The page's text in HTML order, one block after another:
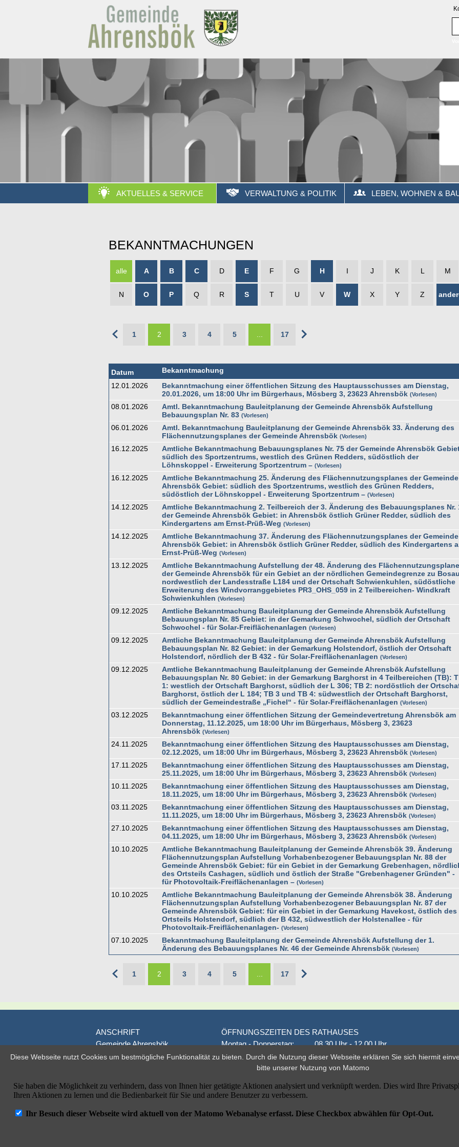
AKTUELLES & SERVICE VERWALTUNG & POLITIK LEBEN, WOHNEN &
BEKANNTMACHUNGEN
alle A B C D E F G H I J K L M
N O P Q R S T U V W X Y Z
1 2 3 4 5 17
Datum
Bekanntmachung
12.01.2026
Bekanntmachung einer öffentlichen Sitzung des Hauptausschusses am Dienstag,
20.01.2026, um 18:00 Uhr im Bürgerhaus, Mösberg 3, 23623 Ahrensbök
Vorlesen
08.01.2026
Amtl. Bekanntmachung Bauleitplanung der Gemeinde Ahrensbök Aufstellung
Bebauungsplan Nr. 83
Vorlesen
06.01.2026
Amtl. Bekanntmachung Bauleitplanung der Gemeinde Ahrensbök 33. Änderung des
Flächennutzungsplanes der Gemeinde Ahrensbök
Vorlesen
16.12.2025
Amtliche Bekanntmachung Bebauungsplanes Nr. 75 der Gemeinde Ahrensbök
südlich des Sportzentrums, westlich des Grünen Redders, südöstlich der
Löhnskoppel - Erweiterung Sportzentrum –
Vorlesen
16.12.2025
Amtliche Bekanntmachung 25. Änderung des Flächennutzungsplanes der Gemeinde
Ahrensbök Gebiet: südlich des Sportzentrums, westlich des Grünen Redders,
südöstlich der Löhnskoppel - Erweiterung Sportzentrum –
Vorlesen
14.12.2025
Amtliche Bekanntmachung 2. Teilbereich der 3. Änderung des Bebauungsplanes Nr.
der Gemeinde Ahrensbök Gebiet: in Ahrensbök östlich Grüner Redder, südlich des
Kindergartens am Ernst-Prüß-Weg
Vorlesen
14.12.2025
Amtliche Bekanntmachung 37. Änderung des Flächennutzungsplanes der Gemeinde
Ahrensbök Gebiet: in Ahrensbök östlich Grüner Redder, südlich des Kindergartens
Ernst-Prüß-Weg
Vorlesen
13.12.2025
Amtliche Bekanntmachung Aufstellung der 48. Änderung des
der Gemeinde Ahrensbök für ein Gebiet an der nördlichen Gemeindegrenze zu
nordwestlich der Landesstraße L184 und der Ortschaft Schwienkuhlen, südöstliche
Erweiterung des Windvorranggebietes PR3_OHS_059 in 2 Teilbereichen- Windkraft
Schwienkuhlen
Vorlesen
09.12.2025
Amtliche Bekanntmachung Bauleitplanung der Gemeinde Ahrensbök Aufstellung
Bebauungsplan Nr. 85 Gebiet: in der Gemarkung Schwochel, südlich der Ortschaft
Schwochel - für Solar-Freiflächenanlagen
Vorlesen
09.12.2025
Amtliche Bekanntmachung Bauleitplanung der Gemeinde Ahrensbök Aufstellung
Bebauungsplan Nr. 82 Gebiet: in der Gemarkung Holstendorf, östlich der Ortschaft
Holstendorf, nördlich der B 432 - für Solar-Freiflächenanlagen
Vorlesen
09.12.2025
Amtliche Bekanntmachung Bauleitplanung der Gemeinde Ahrensbök Aufstellung
Bebauungsplan Nr. 80 Gebiet: in der Gemarkung Barghorst in 4 Teilbereichen (TB):
1: westlich der Ortschaft Barghorst, südlich der L 306; TB 2: nordöstlich der
Barghorst, östlich der L 184; TB 3 und TB 4: südwestlich der Ortschaft Barghorst,
südlich der Gemeindestraße „Fichel“ - für Solar-Freiflächenanlagen
Vorlesen
03.12.2025
Bekanntmachung einer öffentlichen Sitzung der Gemeindevertretung Ahrensbök am
Donnerstag, 11.12.2025, um 18:00 Uhr im Bürgerhaus, Mösberg 3, 23623
Ahrensbök
Vorlesen
24.11.2025
Bekanntmachung einer öffentlichen Sitzung des Hauptausschusses am Dienstag,
02.12.2025, um 18:00 Uhr im Bürgerhaus, Mösberg 3, 23623 Ahrensbök
Vorlesen
17.11.2025
Bekanntmachung einer öffentlichen Sitzung des Hauptausschusses am Dienstag,
25.11.2025, um 18:00 Uhr im Bürgerhaus, Mösberg 3, 23623 Ahrensbök
Vorlesen
10.11.2025
Bekanntmachung einer öffentlichen Sitzung des Hauptausschusses am Dienstag,
18.11.2025, um 18:00 Uhr im Bürgerhaus, Mösberg 3, 23623 Ahrensbök
Vorlesen
03.11.2025
Bekanntmachung einer öffentlichen Sitzung des Hauptausschusses am Dienstag,
11.11.2025, um 18:00 Uhr im Bürgerhaus, Mösberg 3, 23623 Ahrensbök
Vorlesen
27.10.2025
Bekanntmachung einer öffentlichen Sitzung des Hauptausschusses am Dienstag,
04.11.2025, um 18:00 Uhr im Bürgerhaus, Mösberg 3, 23623 Ahrensbök
Vorlesen
10.10.2025
Amtliche Bekanntmachung Bauleitplanung der Gemeinde Ahrensbök 39. Änderung
Flächennutzungsplan Aufstellung Vorhabenbezogener Bebauungsplan Nr. 88 der
Gemeinde Ahrensbök Gebiet: für ein Gebiet in der Gemarkung Grebenhagen,
des Ortsteils Cashagen, südlich und östlich der Straße "Grebenhagener Gründen" -
für Photovoltaik-Freiflächenanlagen –
Vorlesen
10.10.2025
Amtliche Bekanntmachung Bauleitplanung der Gemeinde Ahrensbök 38. Änderung
Flächennutzungsplan Aufstellung Vorhabenbezogener Bebauungsplan Nr. 87 der
Gemeinde Ahrensbök Gebiet: für ein Gebiet in der Gemarkung Havekost, östlich des
Ortsteils Holstendorf, südlich der B 432, südwestlich der Holstenallee - für
Photovoltaik-Freiflächenanlagen-
Vorlesen
07.10.2025
Bekanntmachung Bauleitplanung der Gemeinde Ahrensbök Aufstellung der 1.
Änderung des Bebauungsplanes Nr. 46 der Gemeinde Ahrensbök
Vorlesen
1 2 3 4 5 17
ANSCHRIFT
Gemeinde Ahrensbök
Poststraße 1
Telefon: 04525/495-0
Telefax: 04525/495-100
E-Mail: info@ahrensboek.de
ÖFFNUNGSZEITEN DES RATHAUSES
Montag - Donnerstag:
08.30 Uhr - 12.00 Uhr
Donnerstag auch:
14.00 Uhr - 18.00 Uhr
jeden 1. und 3. Montag
16.00 Uhr - 18.00 Uhr
oder nach Vereinbarung
Diese Webseite nutzt Cookies um bestmögliche Funktionalität zu bieten. Durch die Nutzung dieser Webseite erklären Sie sich hiermit
bitte unserer Nutzung von Matomo